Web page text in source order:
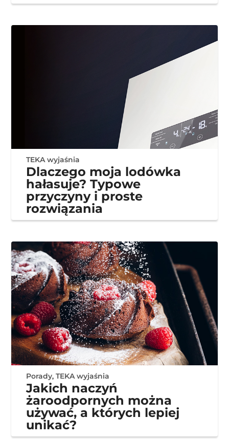
TEKA wyjaśnia
Dlaczego moja lodówka
hałasuje? Typowe
przyczyny i proste
rozwiązania
Porady,TEKA wyjaśnia
Jakich naczyń
żaroodpornych można
używać, a których lepiej
unikać?